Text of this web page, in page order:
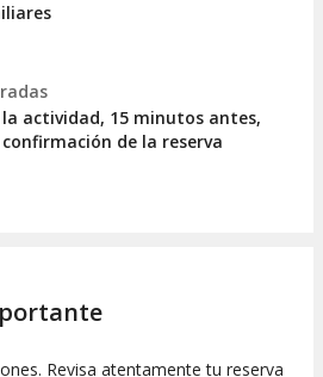
actividad, 15 minutos antes,
de la reserva
Revisa atentamente tu reserva